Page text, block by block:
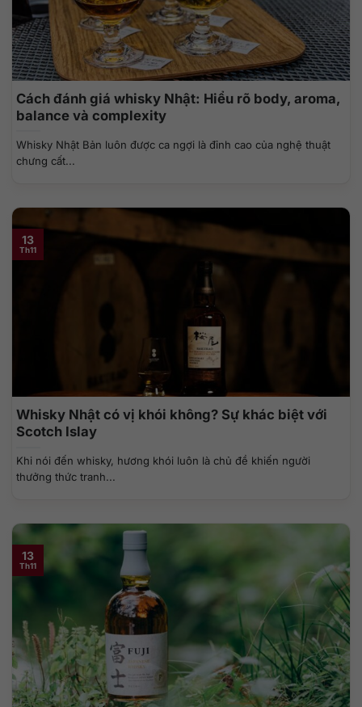
Cách đánh giá whisky Nhật: Hiểu rõ body, aroma,
balance và complexity
Whisky Nhật Bản luôn được ca ngợi là đỉnh cao của nghệ thuật
chưng cất...
Whisky Nhật có vị khói không? Sự khác biệt với
Scotch Islay
Khi nói đến whisky, hương khói luôn là chủ đề khiến người
thưởng thức tranh...
13
Th11
13
Th11